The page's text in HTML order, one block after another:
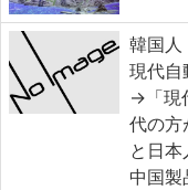
韓国人
現代自
→「現
代の方
と日
中国製